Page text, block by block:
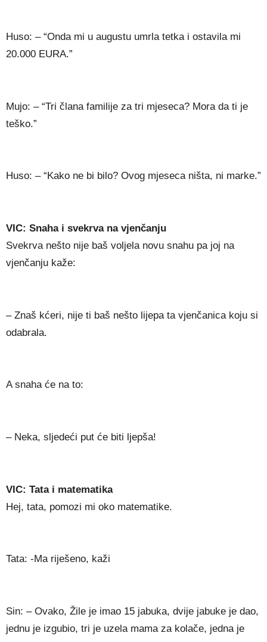
Huso: – “Onda mi u augustu umrla tetka i ostavila mi
20.000 EURA.”
Mujo: – “Tri člana familije za tri mjeseca? Mora da ti je
teško.”
Huso: – “Kako ne bi bilo? Ovog mjeseca ništa, ni marke.”
VIC: Snaha i svekrva na vjenčanju
Svekrva nešto nije baš voljela novu snahu pa joj na
vjenčanju kaže:
– Znaš kćeri, nije ti baš nešto lijepa ta vjenčanica koju si
odabrala.
A snaha će na to:
– Neka, sljedeći put će biti ljepša!
VIC: Tata i matematika
Hej, tata, pomozi mi oko matematike.
Tata: -Ma riješeno, kaži
Sin: – Ovako, Žile je imao 15 jabuka, dvije jabuke je dao,
jednu je izgubio, tri je uzela mama za kolače, jedna je